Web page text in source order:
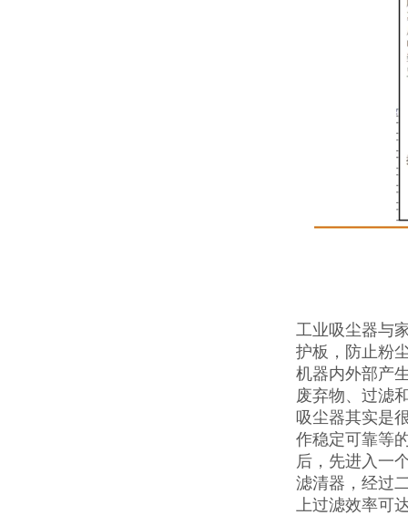
工业吸尘器与
护板，防止粉
机器内外部产
废弃物、过滤
吸尘器其实是
作稳定可靠等
后，先进入一
滤清器，经过
上过滤效率可